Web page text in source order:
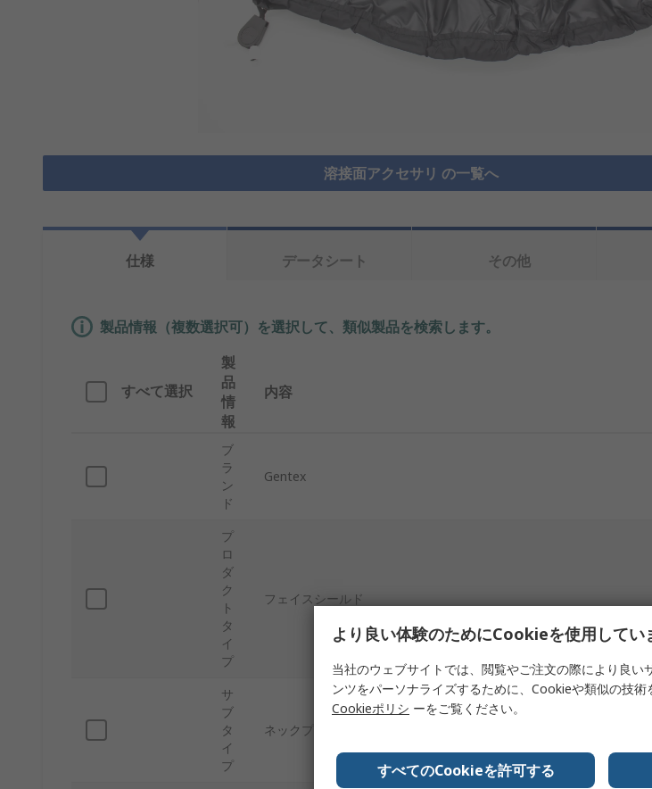
溶接面アクセサリ の一覧へ
仕様 データシート その他
製品情報（複数選択可）を選択して、類似製品を検索します。
すべて選択
製
品
情
報
内容
ブ
ラ
ン
ド
Gentex
プ
ロ
ダ
ク
ト
タ
イ
プ
フェイスシールド
サ
ブ
タ
イ
プ
ネックプロテクタ
より良い体験のためにCookieを使用してい
当社のウェブサイトでは、閲覧やご注文の際により良い
ンツをパーソナライズするために、Cookieや類似の技術
Cookieポリシ ーをご覧ください。
すべてのCookieを許可する